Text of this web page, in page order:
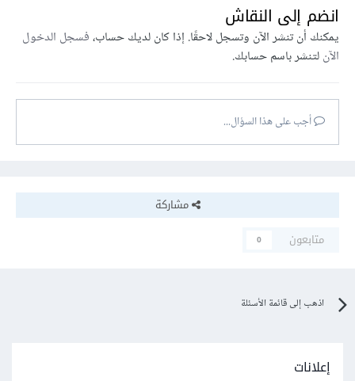
انضم إلى النقاش
يمكنك أن تنشر الآن وتسجل لاحقًا. إذا كان لديك حساب،فسجل الدخول
الآنلتنشر باسم حسابك.
أجب على هذا السؤال...
مشاركة
متابعون
0
اذهب إلى قائمة الأسئلة
إعلانات